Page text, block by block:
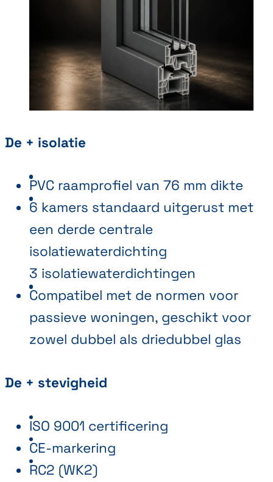
De + isolatie
PVC raamprofiel van 76 mm dikte
6 kamers standaard uitgerust met
een derde centrale
isolatiewaterdichting
3 isolatiewaterdichtingen
Compatibel met de normen voor
passieve woningen, geschikt voor
zowel dubbel als driedubbel glas
De + stevigheid
ISO 9001 certificering
CE-markering
RC2 (WK2)